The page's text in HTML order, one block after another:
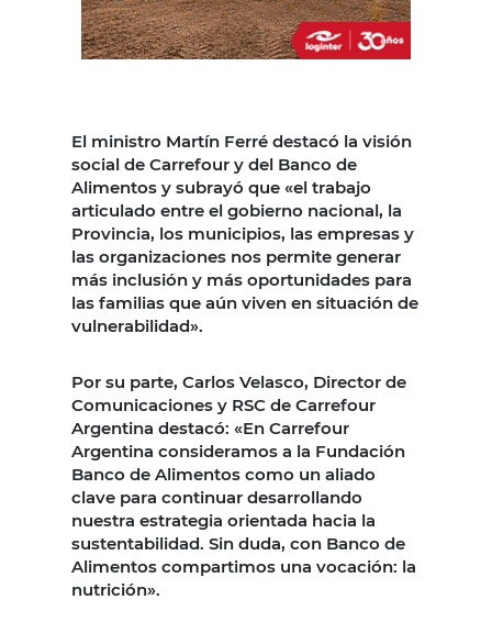
El ministro Martín Ferré destacó la visión
social de Carrefour y del Banco de
Alimentos y subrayó que «el trabajo
articulado entre el gobierno nacional, la
Provincia, los municipios, las empresas y
las organizaciones nos permite generar
más inclusión y más oportunidades para
las familias que aún viven en situación de
vulnerabilidad».
Por su parte, Carlos Velasco, Director de
Comunicaciones y RSC de Carrefour
Argentina destacó: «En Carrefour
Argentina consideramos a la Fundación
Banco de Alimentos como un aliado
clave para continuar desarrollando
nuestra estrategia orientada hacia la
sustentabilidad. Sin duda, con Banco de
Alimentos compartimos una vocación: la
nutrición».